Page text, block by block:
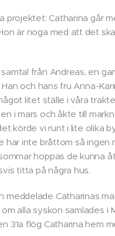
projektet: Catharina går
är noga med att det
från Andreas, en
Han och hans fru Anna-
litet ställe i våra
i mars och åkte till
körde vi runt i lite olika
har inte bråttom så ingen
hoppas de kunna
titta på några hus.
meddelade Catharinas
alla syskon samlades i
31a flög Catharina hem